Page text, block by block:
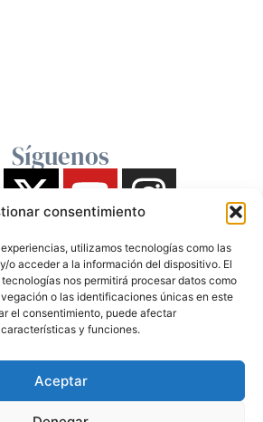
consentimiento
utilizamos tecnologías como las
o acceder a la información del dispositivo. El
nos permitirá procesar datos como
o las identificaciones únicas en este
el consentimiento, puede afectar
y funciones.
Aceptar
Síguenos